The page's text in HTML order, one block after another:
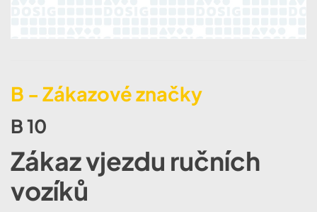
B - Zákazové značky
B 10
Zákaz vjezdu ručních
vozíků